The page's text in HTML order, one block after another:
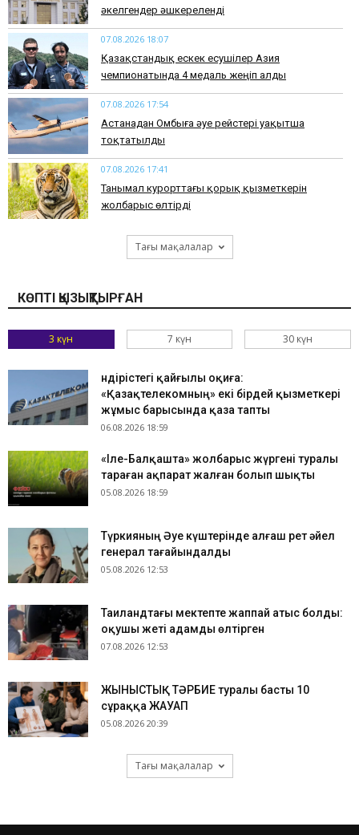
әкелгендер әшкереленді
07.08.2026 18:07
Қазақстандық ескек есушілер Азия
чемпионатында 4 медаль жеңіп алды
07.08.2026 17:54
Астанадан Омбыға әуе рейстері уақытша
тоқтатылды
07.08.2026 17:41
​Танымал курорттағы қорық қызметкерін
жолбарыс өлтірді
Тағы мақалалар
КӨПТІ ҚЫЗЫҚТЫРҒАН
3 күн 7 күн 30 күн
Өндірістегі қайғылы оқиға:
«Қазақтелекомның» екі бірдей қызметкері
жұмыс барысында қаза тапты
06.08.2026 18:59
«Іле-Балқашта» жолбарыс жүргені туралы
тараған ақпарат жалған болып шықты
05.08.2026 18:59
Түркияның Әуе күштерінде алғаш рет әйел
генерал тағайындалды
05.08.2026 12:53
Таиландтағы мектепте жаппай атыс болды:
оқушы жеті адамды өлтірген
07.08.2026 12:53
ЖЫНЫСТЫҚ ТӘРБИЕ туралы басты 10
сұраққа ЖАУАП
05.08.2026 20:39
Тағы мақалалар